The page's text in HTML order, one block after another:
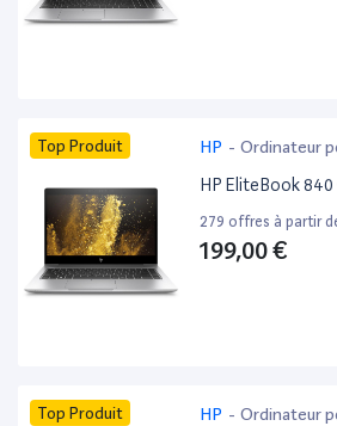
Top Produit HP - Ordinateur
HP EliteBook 840
279 offres à partir
199,00 €
Top Produit HP - Ordinateur